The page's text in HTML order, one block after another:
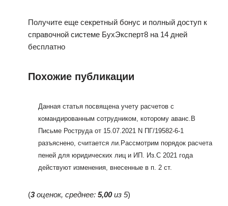
Получите еще секретный бонус и полный доступ к
справочной системе БухЭксперт8 на 14 дней
бесплатно
Похожие публикации
Данная статья посвящена учету расчетов с
командированным сотрудником, которому аванс. В
Письме Роструда от 15.07.2021 N ПГ/19582-6-1
разъяснено, считается ли. Рассмотрим порядок расчета
пеней для юридических лиц и ИП. Из.С 2021 года
действуют изменения, внесенные в п. 2 ст.
(3оценок, среднее: 5,00из 5)